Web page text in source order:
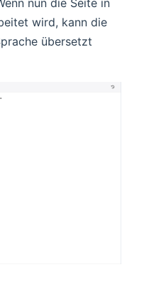
wird, kann die
übersetzt